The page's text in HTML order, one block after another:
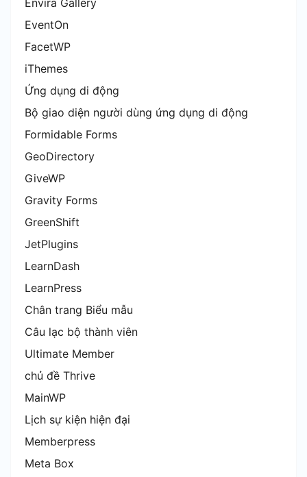
EventOn
FacetWP
iThemes
Ứng dụng di động
Bộ giao diện người dùng ứng dụng di động
Formidable Forms
GeoDirectory
GiveWP
Gravity Forms
GreenShift
JetPlugins
LearnDash
LearnPress
Chân trang Biểu mẫu
Câu lạc bộ thành viên
Ultimate Member
chủ đề Thrive
MainWP
Lịch sự kiện hiện đại
Memberpress
Meta Box